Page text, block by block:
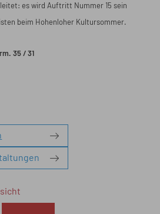
es wird Auftritt Nummer 15 sein
beim Hohenloher Kultursommer.
35 / 31